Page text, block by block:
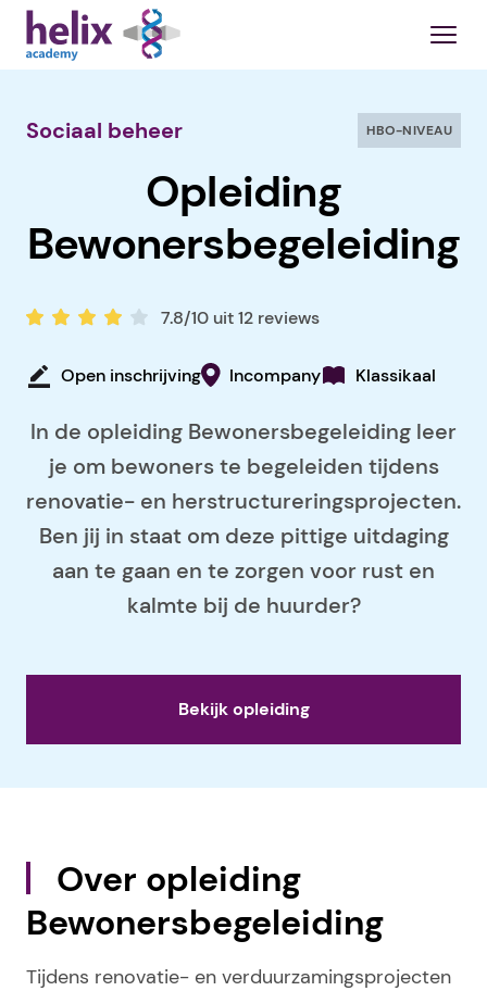
Sociaal beheer HBO-NIVEAU
Opleiding
Bewonersbegeleiding
7.8/10 uit 12 reviews
Open inschrijving Incompany Klassikaal
In de opleiding Bewonersbegeleiding leer
je om bewoners te begeleiden tijdens
renovatie- en herstructureringsprojecten.
Ben jij in staat om deze pittige uitdaging
aan te gaan en te zorgen voor rust en
kalmte bij de huurder?
Bekijk opleiding
Over opleiding
Bewonersbegeleiding
Tijdens renovatie- en verduurzamingsprojecten